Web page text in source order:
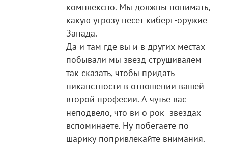
комплексно. Мы должны понимать,
какую угрозу несет киберг-оружие
Запада.
Да и там где вы и в других местах
побывали мы звезд струшиваяем
так сказать, чтобы придать
пиканстности в отношении вашей
второй професии. А чутье вас
неподвело, что ви о рок- звездах
вспоминаете. Ну побегаете по
шарику попривлекайте внимания.